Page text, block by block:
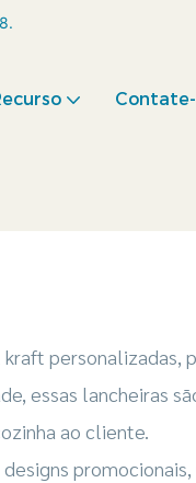
personalizadas,
essas lancheiras
ao cliente.